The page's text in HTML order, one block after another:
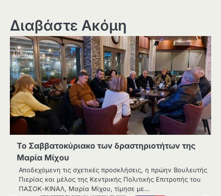
Διαβάστε Ακόμη
Το Σαββατοκύριακο των δραστηριοτήτων της
Μαρία Μίχου
Αποδεχόμενη τις σχετικές προσκλήσεις, η πρώην Βουλευτής
Πιερίας και μέλος της Κεντρικής Πολιτικής Επιτροπής του
ΠΑΣΟΚ-ΚΙΝΑΛ, Μαρία Μίχου, τίμησε με…